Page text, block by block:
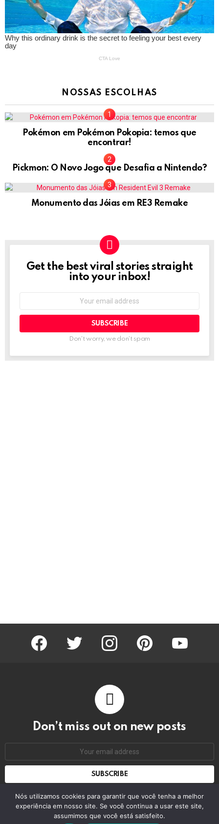
NOSSAS ESCOLHAS
Pokémon em Pokémon Pokopia: temos que
encontrar!
Pickmon: O Novo Jogo que Desafia a Nintendo?
Monumento das Jóias em RE3 Remake
NEWSLETTER
Get the best viral stories straight
into your inbox!
Don't worry, we don't spam
facebook twitter instagram pinterest youtube
Don’t miss out on new posts
Nós utilizamos cookies para garantir que você tenha a melhor
experiência em nosso site. Se você continua a usar este site,
assumimos que você está satisfeito.